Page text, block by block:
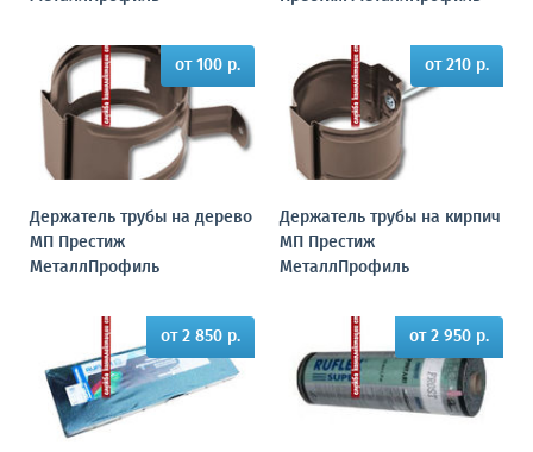
от 100 р.
Держатель трубы на дерево
МП Престиж
МеталлПрофиль
от 210 р.
Держатель трубы на кирпич
МП Престиж
МеталлПрофиль
от 2 850 р. от 2 950 р.